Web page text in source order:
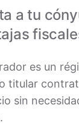
a tu
es un
titular
sin